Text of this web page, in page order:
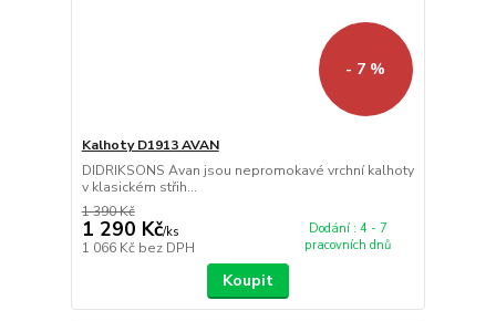
- 7 %
Kalhoty D1913 AVAN
DIDRIKSONS Avan jsou nepromokavé vrchní kalhoty
v klasickém střih...
1 390 Kč
1 290 Kč/ks
1 066 Kč bez DPH
Dodání : 4 - 7
pracovních dnů
Koupit